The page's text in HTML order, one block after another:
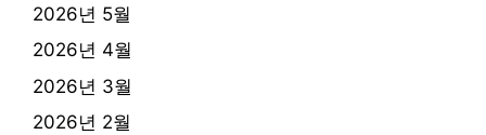
2026년 5월
2026년 4월
2026년 3월
2026년 2월